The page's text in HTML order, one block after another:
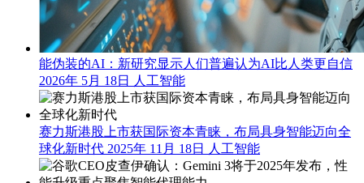
能伪装的AI：新研究显示人们普遍认为AI比人类更自信
2026年 5月 18日
人工智能
赛力斯港股上市获国际资本青睐，布局具身智能迈向全
球化新时代 2025年 11月 18日 人工智能